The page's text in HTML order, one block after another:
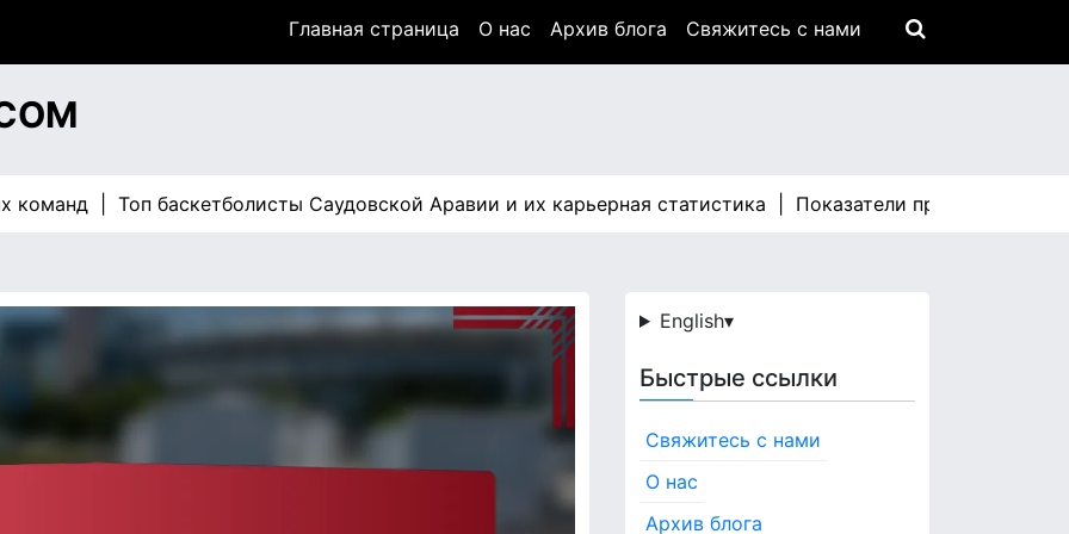
Главная страница О нас Архив блога Свяжитесь с нами
|Топ баскетболисты Саудовской Аравии и их карьерная статистика |Показатели производительности
English▾
Быстрые ссылки
Свяжитесь с нами
О нас
Архив блога